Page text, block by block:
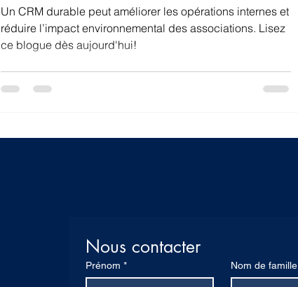
Un CRM durable peut améliorer les opérations internes et
réduire l’impact environnemental des associations. Lisez
ce blogue dès aujourd'hui!
Nous contacter
Prénom * Nom de famille